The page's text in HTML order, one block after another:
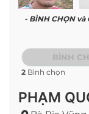
- BÌNH CHỌN
BÌNH
2 Bình chọn
PHẠM